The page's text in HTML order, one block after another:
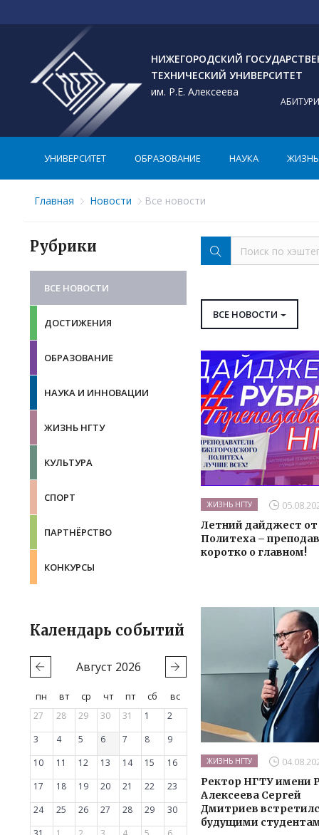
НИЖЕГОРОДСКИЙ
ТЕХНИЧЕСКИЙ УНИВЕРСИТЕТ
им. Р.Е. Алексеева
УНИВЕРСИТЕТ ОБРАЗОВАНИЕ НАУКА ЖИЗНЬ
Главная Новости Все новости
Рубрики
ВСЕ НОВОСТИ
ДОСТИЖЕНИЯ
ОБРАЗОВАНИЕ
НАУКА И ИННОВАЦИИ
ЖИЗНЬ НГТУ
КУЛЬТУРА
СПОРТ
ПАРТНЁРСТВО
КОНКУРСЫ
Календарь событий
Август 2026
пн вт ср чт пт сб
вс
27
28 29 30 31 1
2
3
4 5 6 7 8
9
10
11 12 13 14 15
16
17
18 19 20 21 22
23
24
25 26 27 28 29
30
ВСЕ НОВОСТИ
ЖИЗНЬ НГТУ
Летний дайджест от
Политеха –
коротко о главном!
ЖИЗНЬ НГТУ
Ректор НГТУ имени
Алексеева Сергей
Дмитриев
будущими